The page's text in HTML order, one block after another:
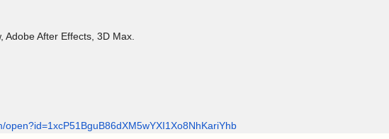
After Effects, 3D Max.
open?id=1xcP51BguB86dXM5wYXI1Xo8NhKariYhb